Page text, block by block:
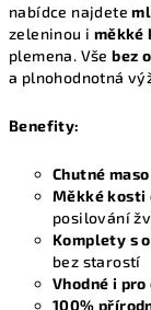
nabídce najdete
zeleninou i měkké
plemena. Všebez
a plnohodnotná
Benefity:
Chutné
Měkké kosti
posilování
Komplety s
bez starostí
Vhodné i
100%